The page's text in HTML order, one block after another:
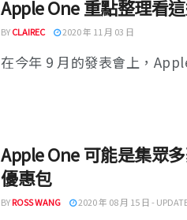
Apple One 重點整理看這
BYCLAIREC 2020 年 11 月 03 日
在今年 9 月的發表會上，
Apple One 可能是集眾
優惠包
BYROSS WANG 2020 年 08 月 15 日 -